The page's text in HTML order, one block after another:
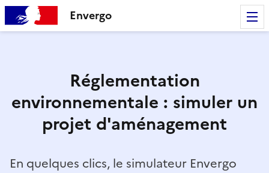
Envergo
Réglementation
environnementale : simuler un
projet d'aménagement
En quelques clics, le simulateur Envergo